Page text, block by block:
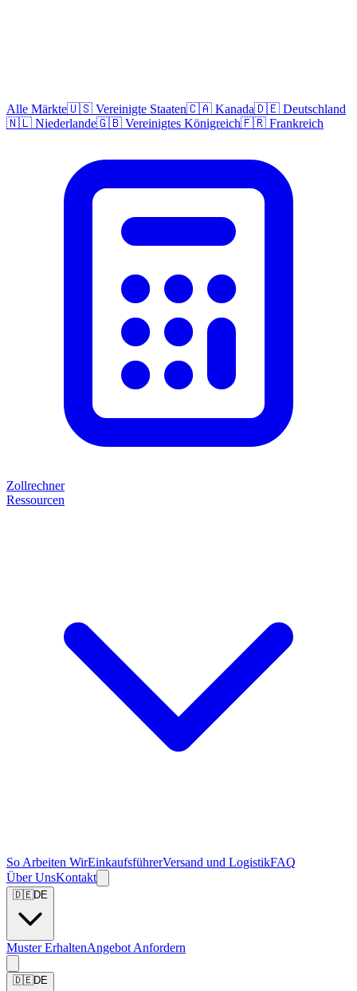
Alle Märkte🇺🇸 Vereinigte Staaten🇨🇦 Kanada🇩🇪 Deutschland
🇳🇱 Niederlande🇬🇧 Vereinigtes Königreich🇫🇷 Frankreich
Zollrechner
Ressourcen
So Arbeiten WirEinkaufsführerVersand und LogistikFAQ
Über UnsKontakt
🇩🇪DE
Muster ErhaltenAngebot Anfordern
🇩🇪DE